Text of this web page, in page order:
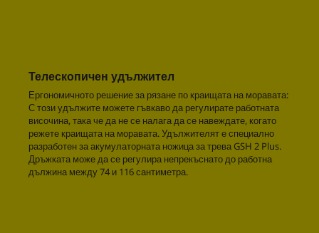
Телескопичен удължител
Ергономичното решение за рязане по краищата на моравата:
С този удължите можете гъвкаво да регулирате работната
височина, така че да не се налага да се навеждате, когато
режете краищата на моравата. Удължителят е специално
разработен за акумулаторната ножица за трева GSH 2 Plus.
Дръжката може да се регулира непрекъснато до работна
дължина между 74 и 116 сантиметра.